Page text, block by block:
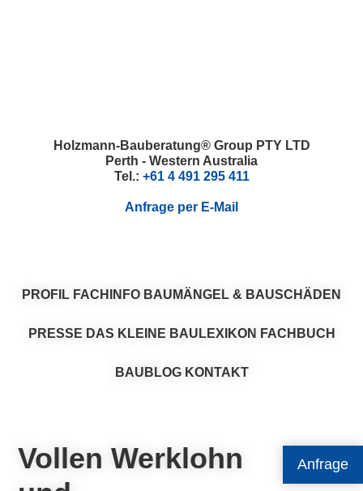
Anfrage
Holzmann-Bauberatung® Group PTY LTD
Perth - Western Australia
Tel.: +61 4 491 295 411
Anfrage per E-Mail
PROFIL FACHINFO BAUMÄNGEL & BAUSCHÄDEN
PRESSE DAS KLEINE BAULEXIKON FACHBUCH
BAUBLOG KONTAKT
Vollen Werklohn